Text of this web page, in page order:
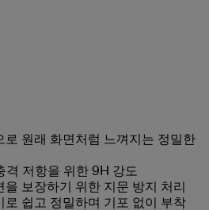
로 원래 화면처럼 느껴지는 정밀한
격 저항을 위한 9H 강도
보장하기 위한 지문 방지 처리
로 쉽고 정밀하며 기포 없이 부착